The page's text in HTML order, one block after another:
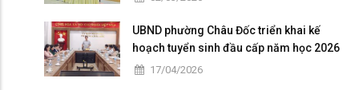
UBND phường Châu Đốc triển khai kế
hoạch tuyển sinh đầu cấp năm học 2026
– 202717/04/2026